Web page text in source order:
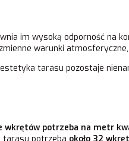
im wysoką odporność na
warunki
tarasu pozostaje
wkrętów potrzeba na metr